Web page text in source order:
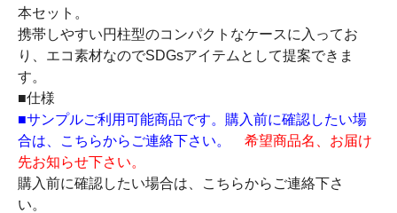
本セット。
携帯しやすい円柱型のコンパクトなケースに入ってお
り、エコ素材なのでSDGsアイテムとして提案できま
す。
■仕様
■サンプルご利用可能商品です。購入前に確認したい場
合は、こちらからご連絡下さい。
希望商品名、お届け
先お知らせ下さい。
購入前に確認したい場合は、こちらからご連絡下さ
い。